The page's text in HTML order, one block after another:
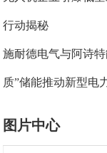
行动揭秘
施耐德电气与阿诗
质”储能推动新型电
图片中心